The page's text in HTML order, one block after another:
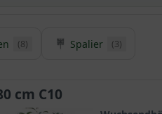
(8) Spalier (3)
cm C10